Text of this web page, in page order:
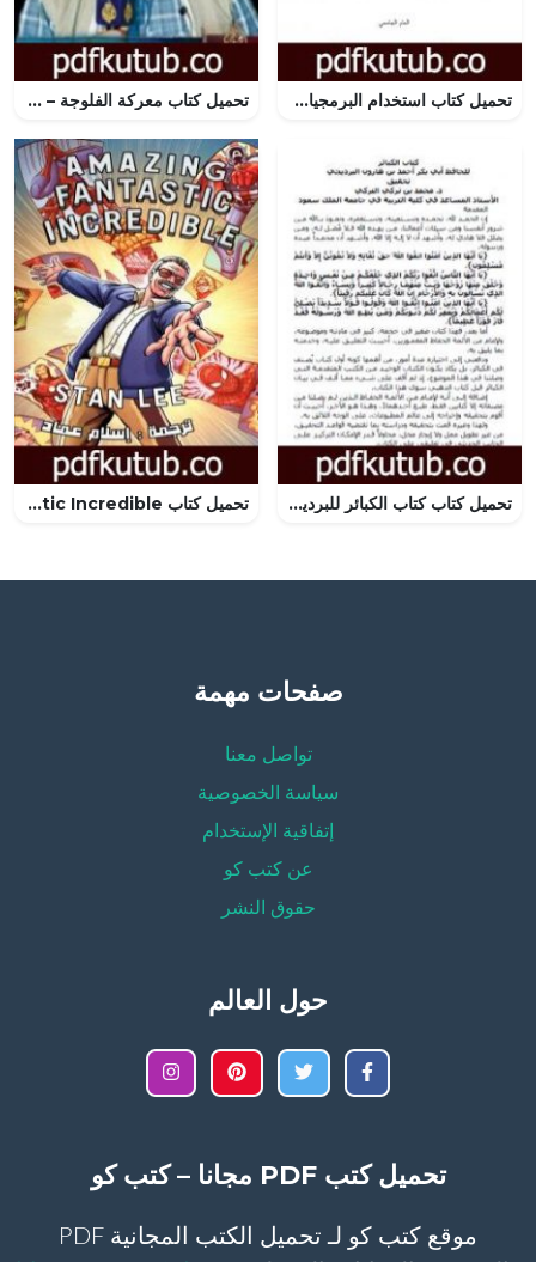
تحميل كتاب استخدام البرمجيات التعليمية الجاهزة في تدريس مادة التجويد وأثرها على التحصيل الدراسي PDF تأليف د. هلال محمد علي السفياني مجانا [كامل] تحميل كتاب معركة الفلوجة – هزيمة أمريكا في العراق PDF تأليف أحمد منصور مجانا [كامل]
تحميل كتاب كتاب الكبائر للبرديجي PDF تأليف محمد بن تركي التركي مجانا [كامل] تحميل كتاب Amazing Fantastic Incredible – نسخة مترجمة PDF تأليف إسلام عماد مجانا [كامل]
صفحات مهمة
تواصل معنا
سياسة الخصوصية
إتفاقية الإستخدام
عن كتب كو
حقوق النشر
حول العالم
تحميل كتب PDF مجانا – كتب كو
موقع كتب كو لـ تحميل الكتب المجانية PDF